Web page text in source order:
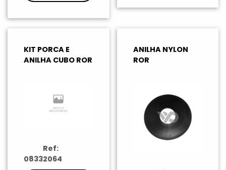
KIT PORCA E
ANILHA CUBO ROR
Ref:
08332064
ANILHA NYLON
ROR